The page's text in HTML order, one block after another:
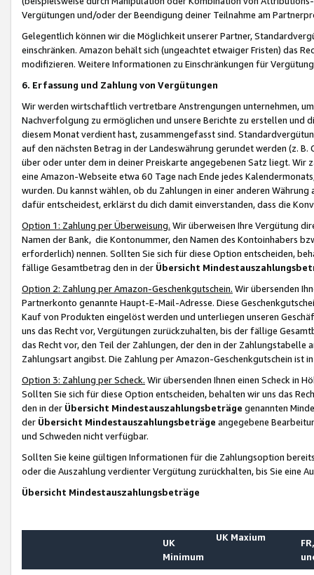
Vergütungen und/oder der Beendigung deiner Teilnahme am
Gelegentlich können wir die Möglichkeit unserer Partner,
einschränken. Amazon behält sich (ungeachtet etwaiger Fristen) das
modifizieren. Weitere Informationen zu Einschränkungen für
6. Erfassung und Zahlung von Vergütungen
Wir werden wirtschaftlich vertretbare Anstrengungen unternehmen,
Nachverfolgung zu ermöglichen und unsere Berichte zu erstellen und
diesem Monat verdient hast, zusammengefasst sind.
auf den nächsten Betrag in der Landeswährung gerundet werden (z.
über oder unter dem in deiner Preiskarte angegebenen Satz liegt.
eine Amazon-Webseite etwa 60 Tage nach Ende jedes
wurden. Du kannst wählen, ob du Zahlungen in einer anderen
dafür entscheidest, erklärst du dich damit einverstanden, dass die
Option 1: Zahlung per Überweisung. Wir überweisen Ihre Vergütung
Namen der Bank, die Kontonummer, den Namen des Kontoinhabers
erforderlich) nennen. Sollten Sie sich für diese Option entscheiden,
fällige Gesamtbetrag den in der Übersicht
Option 2: Zahlung per Amazon-Geschenkgutschein. Wir übersenden
Partnerkonto genannte Haupt-E-Mail-Adresse. Diese
Kauf von Produkten eingelöst werden und unterliegen unseren
uns das Recht vor, Vergütungen zurückzuhalten, bis der fällige
das Recht vor, den Teil der Zahlungen, der den in der
Zahlungsart angibst. Die Zahlung per Amazon-Geschenkgutschein ist
Option 3: Zahlung per Scheck. Wir übersenden Ihnen einen Scheck in
Sollten Sie sich für diese Option entscheiden, behalten wir uns das
den in der Übersicht Mindestauszahlungsbeträge genannten
der Übersicht Mindestauszahlungsbeträge angegebene
und Schweden nicht verfügbar.
Sollten Sie keine gültigen Informationen für die Zahlungsoption
oder die Auszahlung verdienter Vergütung zurückhalten, bis Sie
Übersicht Mindestauszahlungsbeträge
UK
Minimum
UK Maxium